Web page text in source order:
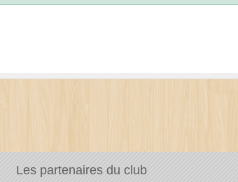
Les partenaires du club